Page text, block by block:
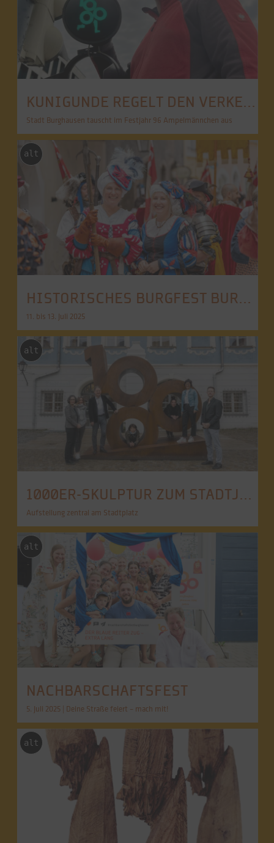
KUNIGUNDE REGELT DEN VERKEHR
Stadt Burghausen tauscht im Festjahr 96 Ampelmännchen aus
alt
HISTORISCHES BURGFEST BURGHAUSEN 2025
11. bis 13. Juli 2025
alt
1000ER-SKULPTUR ZUM STADTJUBILÄUM IST DA
Aufstellung zentral am Stadtplatz
alt
NACHBARSCHAFTSFEST
5. Juli 2025 | Deine Straße feiert – mach mit!
alt